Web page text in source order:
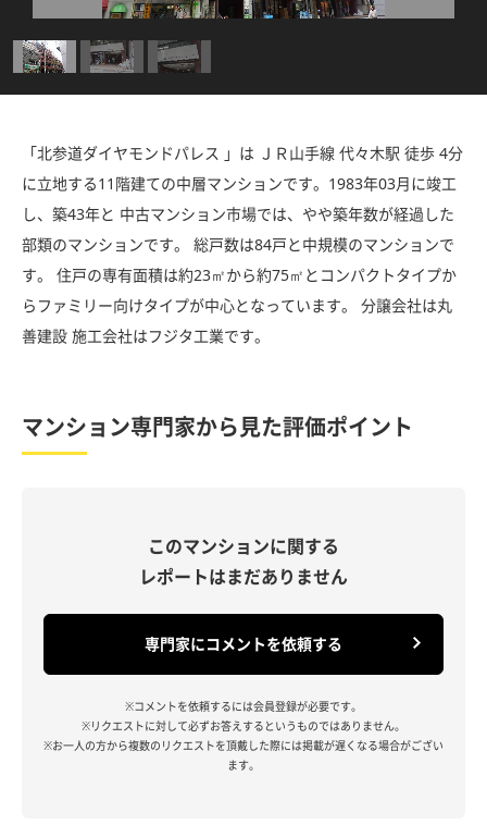
「北参道ダイヤモンドパレス 」は ＪＲ山手線 代々木駅 徒歩 4分
に立地する11階建ての中層マンションです。1983年03月に竣工
し、築43年と 中古マンション市場では、やや築年数が経過した
部類のマンションです。 総戸数は84戸と中規模のマンションで
す。 住戸の専有面積は約23㎡から約75㎡とコンパクトタイプか
らファミリー向けタイプが中心となっています。 分譲会社は丸
善建設 施工会社はフジタ工業です。
マンション専門家から見た評価ポイント
このマンションに関する
レポートはまだありません
専門家にコメントを依頼する
※コメントを依頼するには会員登録が必要です。
※リクエストに対して必ずお答えするというものではありません。
※お一人の方から複数のリクエストを頂戴した際には掲載が遅くなる場合がござい
ます。